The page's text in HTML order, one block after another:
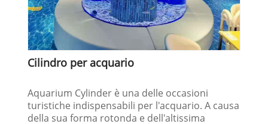
Cilindro per acquario
Aquarium Cylinder è una delle occasioni
turistiche indispensabili per l'acquario. A causa
della sua forma rotonda e dell'altissima